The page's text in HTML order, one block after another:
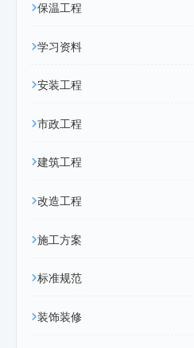
保温工程
学习资料
安装工程
市政工程
建筑工程
改造工程
施工方案
标准规范
装饰装修